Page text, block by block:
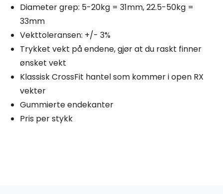
Diameter grep: 5-20kg = 31mm, 22.5-50kg =
33mm
Vekttoleransen: +/- 3%
Trykket vekt på endene, gjør at du raskt finner
ønsket vekt
Klassisk CrossFit hantel som kommer i open RX
vekter
Gummierte endekanter
Pris per stykk